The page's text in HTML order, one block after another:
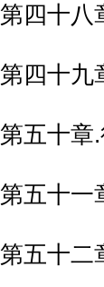
第四十八
第四十九
第五十章
第五十一
第五十二